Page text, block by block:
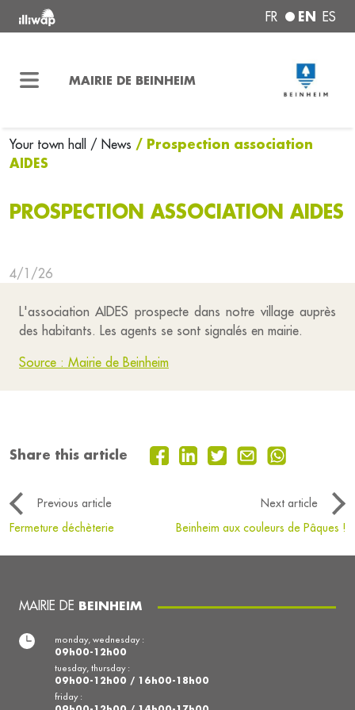
FR EN ES
MAIRIE DE BEINHEIM
Your town hall / News / Prospection association
AIDES
PROSPECTION ASSOCIATION AIDES
4/1/26
L'association AIDES prospecte dans notre village auprès
des habitants. Les agents se sont signalés en mairie.
Source : Mairie de Beinheim
Share this article
Previous article
Next article
Fermeture déchèterie
Beinheim aux couleurs de Pâques !
MAIRIE DE BEINHEIM
monday, wednesday :
09h00-12h00
tuesday, thursday :
09h00-12h00 / 16h00-18h00
friday :